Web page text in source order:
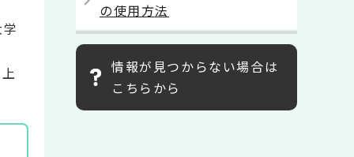
の使用方法
情報が見つからない場合は
こちらから